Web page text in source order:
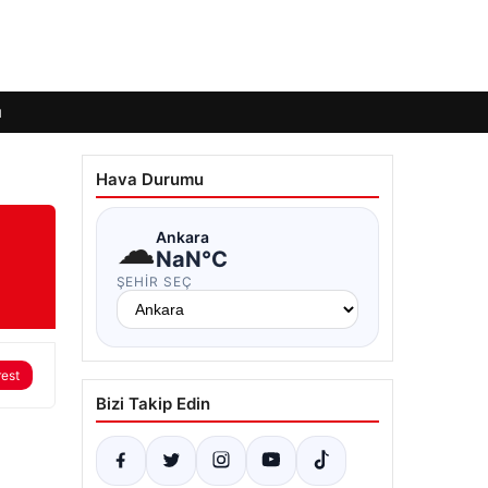
Hava Durumu
☁Ankara
NaN°C
ŞEHIR SEÇ
Bizi Takip Edin